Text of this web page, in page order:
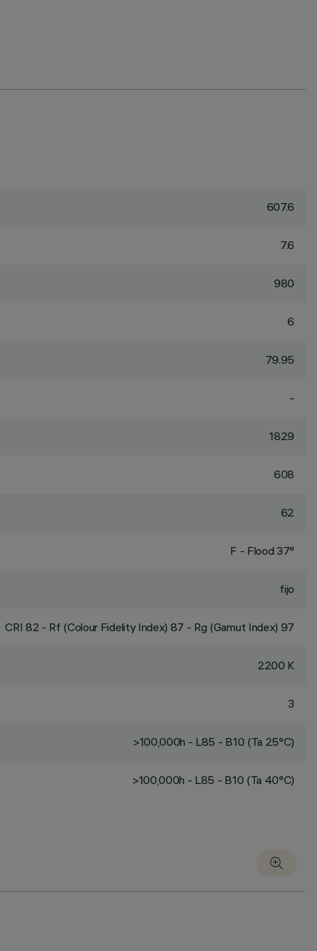
607.6
7.6
980
6
79.95
-
1829
608
62
F - Flood 37°
fijo
CRI 82 - Rf (Colour Fidelity Index) 87 - Rg (Gamut Index) 97
2200 K
3
>100,000h - L85 - B10 (Ta 25°C)
>100,000h - L85 - B10 (Ta 40°C)